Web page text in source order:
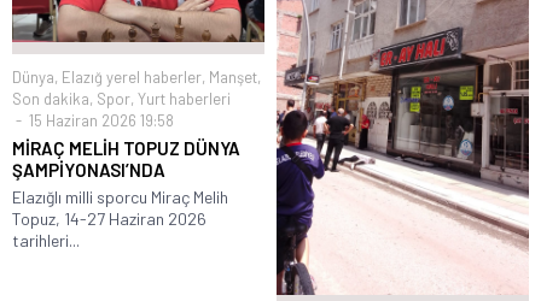
Dünya, Elazığ yerel haberler, Manşet,
Son dakika, Spor, Yurt haberleri
15 Haziran 2026 19:58
MİRAÇ MELİH TOPUZ DÜNYA
ŞAMPİYONASI’NDA
Elazığlı milli sporcu Miraç Melih
Topuz, 14-27 Haziran 2026
tarihleri...